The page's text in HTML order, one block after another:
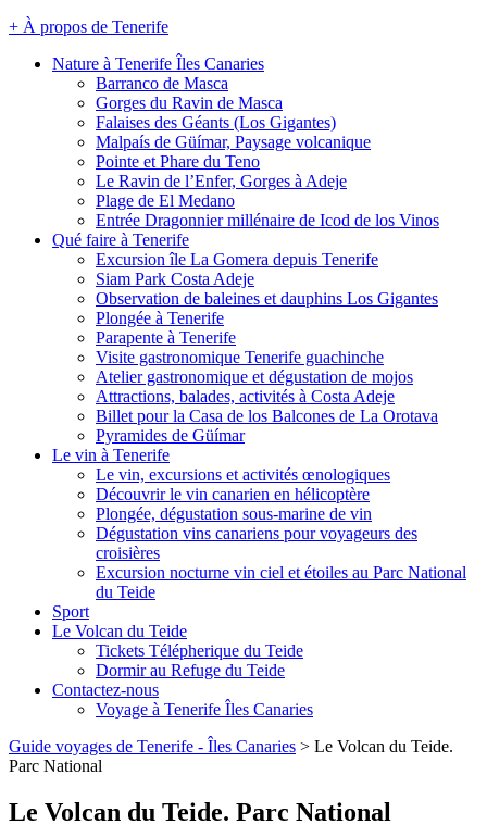
+ À propos de Tenerife
Nature à Tenerife Îles Canaries
Barranco de Masca
Gorges du Ravin de Masca
Falaises des Géants (Los Gigantes)
Malpaís de Güímar, Paysage volcanique
Pointe et Phare du Teno
Le Ravin de l’Enfer, Gorges à Adeje
Plage de El Medano
Entrée Dragonnier millénaire de Icod de los Vinos
Qué faire à Tenerife
Excursion île La Gomera depuis Tenerife
Siam Park Costa Adeje
Observation de baleines et dauphins Los Gigantes
Plongée à Tenerife
Parapente à Tenerife
Visite gastronomique Tenerife guachinche
Atelier gastronomique et dégustation de mojos
Attractions, balades, activités à Costa Adeje
Billet pour la Casa de los Balcones de La Orotava
Pyramides de Güímar
Le vin à Tenerife
Le vin, excursions et activités œnologiques
Découvrir le vin canarien en hélicoptère
Plongée, dégustation sous-marine de vin
Dégustation vins canariens pour voyageurs des
croisières
Excursion nocturne vin ciel et étoiles au Parc National
du Teide
Sport
Le Volcan du Teide
Tickets Télépherique du Teide
Dormir au Refuge du Teide
Contactez-nous
Voyage à Tenerife Îles Canaries
Guide voyages de Tenerife - Îles Canaries > Le Volcan du Teide.
Parc National
Le Volcan du Teide. Parc National